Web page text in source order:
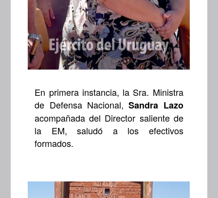
En primera instancia, la Sra. Ministra
de Defensa Nacional,Sandra Lazo
acompañada del Director saliente de
la EM, saludó a los efectivos
formados.